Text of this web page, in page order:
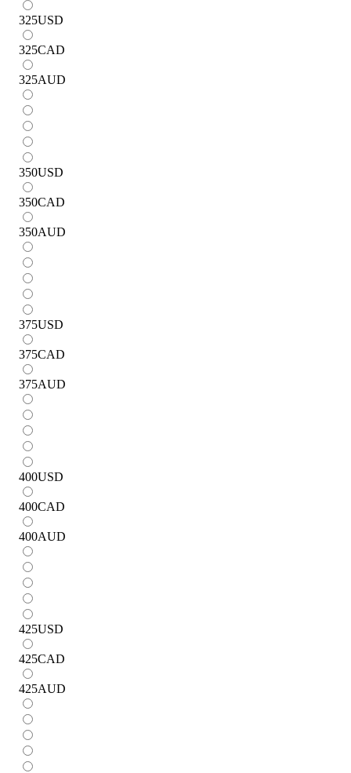
325USD
325CAD
325AUD
350USD
350CAD
350AUD
375USD
375CAD
375AUD
400USD
400CAD
400AUD
425USD
425CAD
425AUD